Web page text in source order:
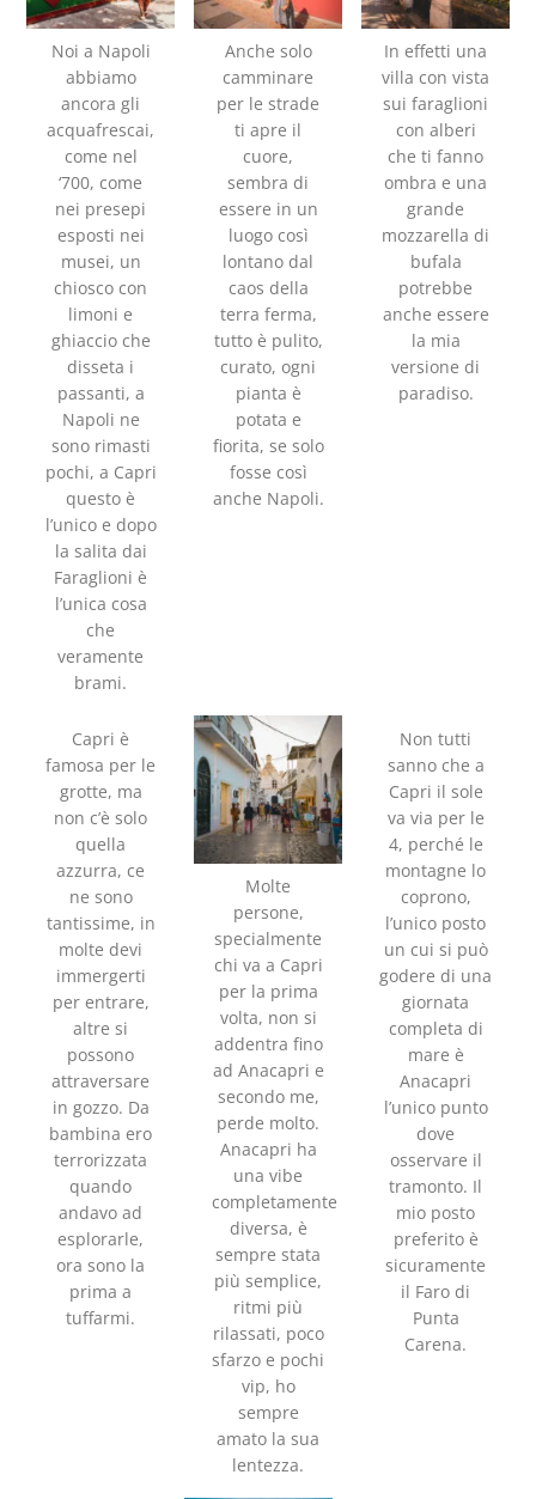
Noi a Napoli
abbiamo
ancora gli
acquafrescai,
come nel
‘700, come
nei presepi
esposti nei
musei, un
chiosco con
limoni e
ghiaccio che
disseta i
passanti, a
Napoli ne
sono rimasti
pochi, a Capri
questo è
l’unico e dopo
la salita dai
Faraglioni è
l’unica cosa
che
veramente
brami.
Anche solo
camminare
per le strade
ti apre il
cuore,
sembra di
essere in un
luogo così
lontano dal
caos della
terra ferma,
tutto è pulito,
curato, ogni
pianta è
potata e
fiorita, se solo
fosse così
anche Napoli.
In effetti una
villa con vista
sui faraglioni
con alberi
che ti fanno
ombra e una
grande
mozzarella di
bufala
potrebbe
anche essere
la mia
versione di
paradiso.
Capri è
famosa per le
grotte, ma
non c’è solo
quella
azzurra, ce
ne sono
tantissime, in
molte devi
immergerti
per entrare,
altre si
possono
attraversare
in gozzo. Da
bambina ero
terrorizzata
quando
andavo ad
esplorarle,
ora sono la
prima a
tuffarmi.
Molte
persone,
specialmente
chi va a Capri
per la prima
volta, non si
addentra fino
ad Anacapri e
secondo me,
perde molto.
Anacapri ha
una vibe
completamente
diversa, è
sempre stata
più semplice,
ritmi più
rilassati, poco
sfarzo e pochi
vip, ho
sempre
amato la sua
lentezza.
Non tutti
sanno che a
Capri il sole
va via per le
4, perché le
montagne lo
coprono,
l’unico posto
un cui si può
godere di una
giornata
completa di
mare è
Anacapri
l’unico punto
dove
osservare il
tramonto. Il
mio posto
preferito è
sicuramente
il Faro di
Punta
Carena.